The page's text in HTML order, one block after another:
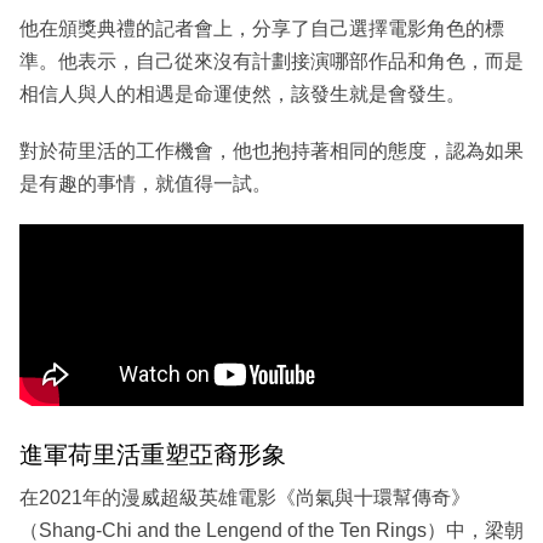
他在頒獎典禮的記者會上，分享了自己選擇電影角色的標
準。他表示，自己從來沒有計劃接演哪部作品和角色，而是
相信人與人的相遇是命運使然，該發生就是會發生。
對於荷里活的工作機會，他也抱持著相同的態度，認為如果
是有趣的事情，就值得一試。
進軍荷里活重塑亞裔形象
在2021年的漫威超級英雄電影《尚氣與十環幫傳奇》
（Shang-Chi and the Lengend of the Ten Rings）中，梁朝